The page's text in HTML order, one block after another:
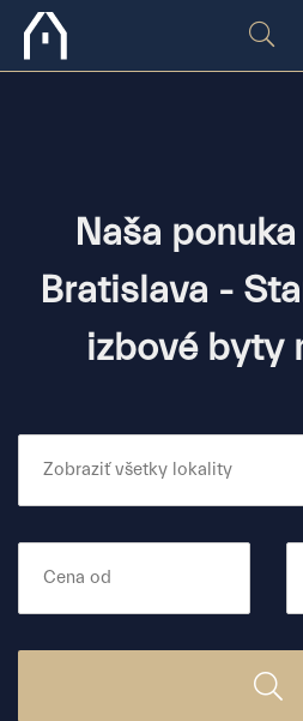
Naša
Bratislava -
izbové byty